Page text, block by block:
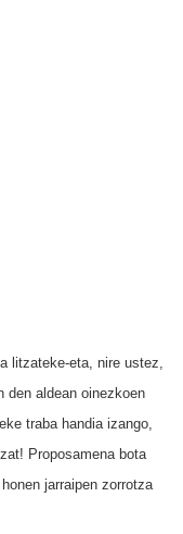
litzateke-eta, nire ustez,
den aldean oinezkoen
traba handia izango,
Proposamena bota
jarraipen zorrotza